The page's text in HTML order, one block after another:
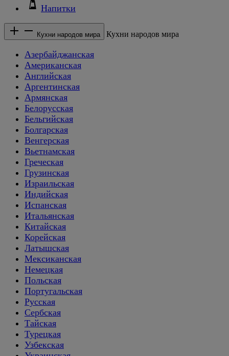
Напитки
Кухни народов мира Кухни народов мира
Азербайджанская
Американская
Английская
Аргентинская
Армянская
Белорусская
Бельгийская
Болгарская
Венгерская
Вьетнамская
Греческая
Грузинская
Израильская
Индийская
Испанская
Итальянская
Китайская
Корейская
Латышская
Мексиканская
Немецкая
Польская
Португальская
Русская
Сербская
Тайская
Турецкая
Узбекская